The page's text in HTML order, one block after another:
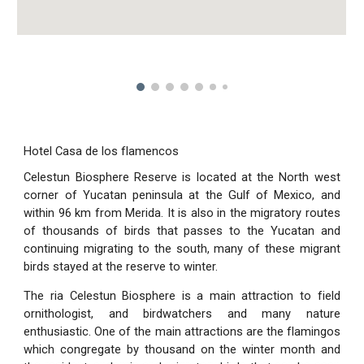
Hotel Casa de los flamencos
Celestun Biosphere Reserve is located at the North west
corner of Yucatan peninsula at the Gulf of Mexico, and
within 96 km from Merida. It is also in the migratory routes
of thousands of birds that passes to the Yucatan and
continuing migrating to the south, many of these migrant
birds stayed at the reserve to winter.
The ria Celestun Biosphere is a main attraction to field
ornithologist, and birdwatchers and many nature
enthusiastic. One of the main attractions are the flamingos
which congregate by thousand on the winter month and